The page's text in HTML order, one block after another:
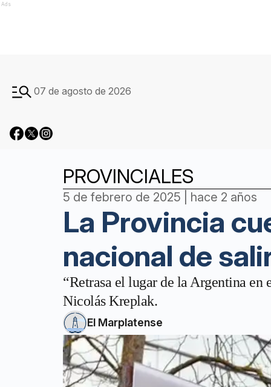
Ads
07 de agosto de 2026
PROVINCIALES
5 de febrero de 2025 | hace 2 años
La Provincia
nacional de
“Retrasa el lugar de la Argentina en
Nicolás Kreplak.
El Marplatense